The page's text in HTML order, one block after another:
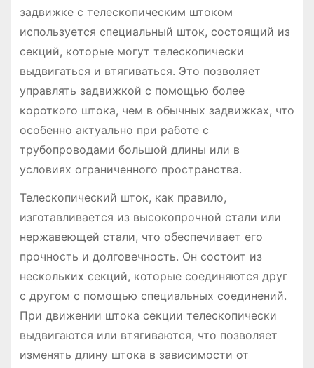
задвижке с телескопическим штоком
используется специальный шток, состоящий из
секций, которые могут телескопически
выдвигаться и втягиваться. Это позволяет
управлять задвижкой с помощью более
короткого штока, чем в обычных задвижках, что
особенно актуально при работе с
трубопроводами большой длины или в
условиях ограниченного пространства.
Телескопический шток, как правило,
изготавливается из высокопрочной стали или
нержавеющей стали, что обеспечивает его
прочность и долговечность. Он состоит из
нескольких секций, которые соединяются друг
с другом с помощью специальных соединений.
При движении штока секции телескопически
выдвигаются или втягиваются, что позволяет
изменять длину штока в зависимости от